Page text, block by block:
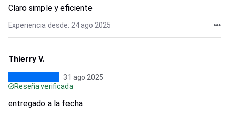
Claro simple y eficiente
Experiencia desde: 24 ago 2025
Thierry V.
31 ago 2025
Reseña verificada
entregado a la fecha